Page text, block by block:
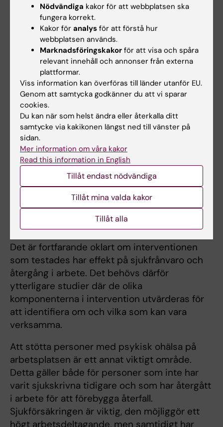
symptom framkom att stöd och hinder att
vara kvar i arbete fanns på flera nivåer: individ,
grupp, chef, och organisation. En lyhörd chef
som tar tag i problem samt ett gott kollegialt
klimat på jobbet var exempel på stöd.
Samtidigt kunde den fysiska arbetsmiljön
utgöra ett hinder och spä på dåligt mående.
Cheferna beskrev i sin tur att det underlättar
med tydligt stöd från organisationen för att
prioritera arbete med psykisk ohälsa. Insatser
för att höja medvetenheten bland chefer och
anställda upplevdes som både positiva och
negativa – positiva för att frågan
uppmärksammas, men samtidigt belastande
för chefen när nyttan var oklar.
Vilken vidare forskning behövs inom
området?
Det är fortfarande oklart om interventionen
som testades har effekt på sjukfrånvaro och
återgång i arbete. Det behövs därför
ytterligare studier där de olika
komponenterna i intervention utvärderas för
att identifiera om och vilka som kan vara
verksamma.
Att stötta personer med psykisk ohälsa på
arbetsplatsen är ett annat viktigt område.
Detta gäller både för personer som inte har
varit sjukskrivna tidigare och som har återgått
i arbete för att förebygga återfall.
Sjukförsäkringen är viktig, den möjliggör ett
högt arbetsdeltagande, men samtidigt har
Nödvändiga kakor för att webbplatsen ska
fungera korrekt.
Kakor för analys för att förstå hur
webbplatsen används.
Marknadsföringskakor för att visa och spåra
relevant innehåll och annonser från externa
plattformar.
Viss information kan överföras till länder utanför EU.
Genom att samtycka godkänner du att vi sparar
cookies.
Du kan när som helst ändra eller återkalla ditt
samtycke via kakikonen längst ned till vänster på
sidan.
Mer information om våra kakor
Read this information in English
Tillåt endast nödvändiga
Tillåt mina valda kakor
Tillåt alla